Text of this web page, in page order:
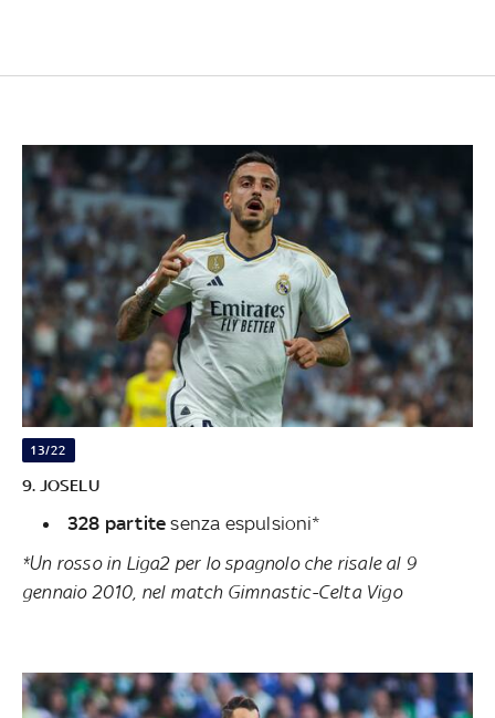
13/22
9. JOSELU
328 partite senza espulsioni*
*Un rosso in Liga2 per lo spagnolo che risale al 9
gennaio 2010, nel match Gimnastic-Celta Vigo